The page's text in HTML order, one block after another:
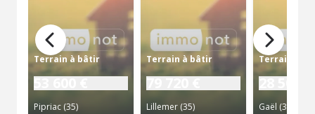
Terrain à bâtir
53 600 €
Pipriac (35)
Terrain à bâtir
79 720 €
Lillemer (35)
Terrain à
28 500 €
Gaël (35)